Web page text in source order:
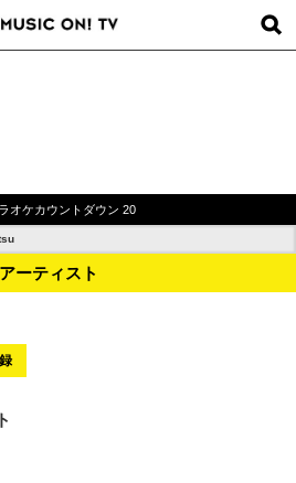
オケカウントダウン 20
アーティスト